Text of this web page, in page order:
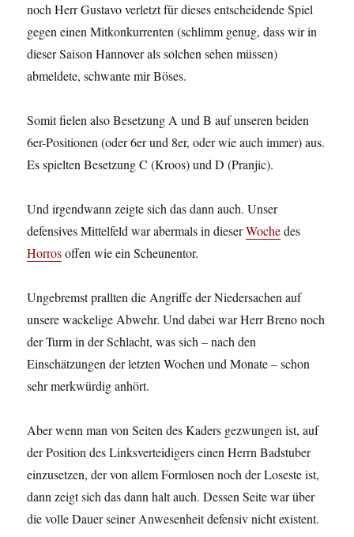
noch Herr Gustavo verletzt für dieses entscheidende Spiel
gegen einen Mitkonkurrenten (schlimm genug, dass wir in
dieser Saison Hannover als solchen sehen müssen)
abmeldete, schwante mir Böses.
Somit fielen also Besetzung A und B auf unseren beiden
6er-Positionen (oder 6er und 8er, oder wie auch immer) aus.
Es spielten Besetzung C (Kroos) und D (Pranjic).
Und irgendwann zeigte sich das dann auch. Unser
defensives Mittelfeld war abermals in dieserWochedes
Horrosoffen wie ein Scheunentor.
Ungebremst prallten die Angriffe der Niedersachen auf
unsere wackelige Abwehr. Und dabei war Herr Breno noch
der Turm in der Schlacht, was sich – nach den
Einschätzungen der letzten Wochen und Monate – schon
sehr merkwürdig anhört.
Aber wenn man von Seiten des Kaders gezwungen ist, auf
der Position des Linksverteidigers einen Herrn Badstuber
einzusetzen, der von allem Formlosen noch der Loseste ist,
dann zeigt sich das dann halt auch. Dessen Seite war über
die volle Dauer seiner Anwesenheit defensiv nicht existent.